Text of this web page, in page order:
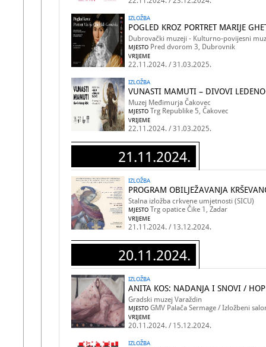
IZLOŽBA
POGLED KROZ PORTRET MARIJE
Dubrovački muzeji - Kulturno-povijesni
MJESTO Pred dvorom 3, Dubrovnik
VRIJEME
22.11.2024. / 31.03.2025.
IZLOŽBA
VUNASTI MAMUTI – DIVOVI
Muzej Međimurja Čakovec
MJESTO Trg Republike 5, Čakovec
VRIJEME
22.11.2024. / 31.03.2025.
21.11.2024.
IZLOŽBA
PROGRAM OBILJEŽAVANJA
Stalna izložba crkvene umjetnosti (SICU)
MJESTO Trg opatice Čike 1, Zadar
VRIJEME
21.11.2024. / 13.12.2024.
20.11.2024.
IZLOŽBA
ANITA KOS: NADANJA I SNOVI /
Gradski muzej Varaždin
MJESTO GMV Palača Sermage / Izložbeni
VRIJEME
20.11.2024. / 15.12.2024.
IZLOŽBA